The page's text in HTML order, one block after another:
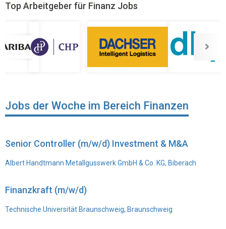
Top Arbeitgeber für Finanz Jobs
Jobs der Woche im Bereich Finanzen
Senior Controller (m/w/d) Investment & M&A
Albert Handtmann Metallgusswerk GmbH & Co. KG, Biberach
Finanzkraft (m/w/d)
Technische Universität Braunschweig, Braunschweig